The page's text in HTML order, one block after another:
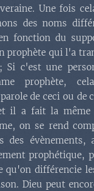
Une fois
des noms
fonction du
prophète qui l'a
Si c'est une
prophète,
de ceci ou de
il a fait la même
on se rend
des évènements,
prophétique,
qu'on différencie
Dieu peut